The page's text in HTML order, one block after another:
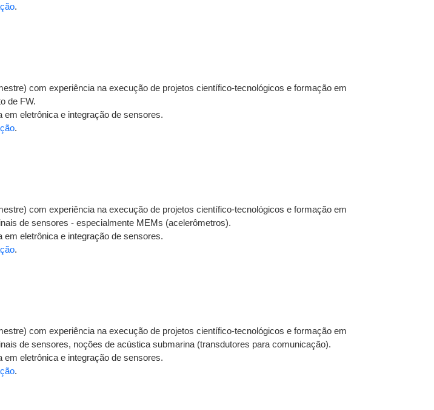
.
com experiência na execução de projetos científico-tecnológicos e formação em
de FW.
eletrônica e integração de sensores.
.
com experiência na execução de projetos científico-tecnológicos e formação em
de sensores - especialmente MEMs (acelerômetros).
eletrônica e integração de sensores.
.
com experiência na execução de projetos científico-tecnológicos e formação em
de sensores, noções de acústica submarina (transdutores para comunicação).
eletrônica e integração de sensores.
.